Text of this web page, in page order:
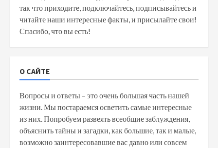
так что приходите, подключайтесь, подписывайтесь и
читайте наши интересные факты, и присылайте свои!
Спасибо, что вы есть!
О САЙТЕ
Вопросы и ответы – это очень большая часть нашей
жизни. Мы постараемся осветить самые интересные
из них. Попробуем развеять всеобщие заблуждения,
объяснить тайны и загадки, как большие, так и малые,
возможно заинтересовавшие вас давно или совсем